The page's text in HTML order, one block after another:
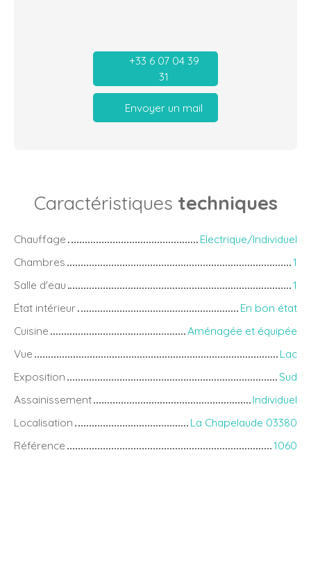
+33 6 07 04 39
31
Envoyer un mail
Caractéristiques techniques
Chauffage
Electrique/Individuel
Chambres
1
Salle d'eau
1
État intérieur
En bon état
Cuisine
Aménagée et équipée
Vue
Lac
Exposition
Sud
Assainissement
Individuel
Localisation
La Chapelaude 03380
Référence
1060